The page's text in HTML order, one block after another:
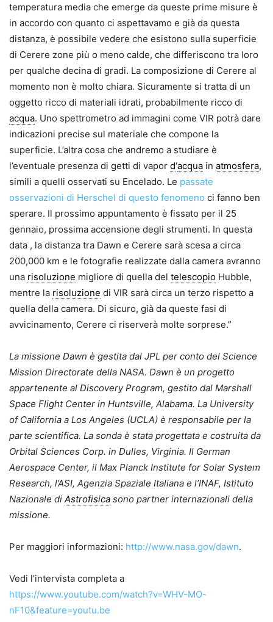
temperatura media che emerge da queste prime misure è
in accordo con quanto ci aspettavamo e già da questa
distanza, è possibile vedere che esistono sulla superficie
di Cerere zone più o meno calde, che differiscono tra loro
per qualche decina di gradi. La composizione di Cerere al
momento non è molto chiara. Sicuramente si tratta di un
oggetto ricco di materiali idrati, probabilmente ricco di
acqua. Uno spettrometro ad immagini come VIR potrà dare
indicazioni precise sul materiale che compone la
superficie. L’altra cosa che andremo a studiare è
l’eventuale presenza di getti di vapor d‘acqua in atmosfera,
simili a quelli osservati su Encelado. Le passate
osservazioni di Herschel di questo fenomeno ci fanno ben
sperare. Il prossimo appuntamento è fissato per il 25
gennaio, prossima accensione degli strumenti. In questa
data , la distanza tra Dawn e Cerere sarà scesa a circa
200,000 km e le fotografie realizzate dalla camera avranno
una risoluzione migliore di quella del telescopio Hubble,
mentre la risoluzione di VIR sarà circa un terzo rispetto a
quella della camera. Di sicuro, già da queste fasi di
avvicinamento, Cerere ci riserverà molte sorprese.”
La missione Dawn è gestita dal JPL per conto del Science
Mission Directorate della NASA. Dawn è un progetto
appartenente al Discovery Program, gestito dal Marshall
Space Flight Center in Huntsville, Alabama. La University
of California a Los Angeles (UCLA) è responsabile per la
parte scientifica. La sonda è stata progettata e costruita da
Orbital Sciences Corp. in Dulles, Virginia. Il German
Aerospace Center, il Max Planck Institute for Solar System
Research, l’ASI, Agenzia Spaziale Italiana e l’INAF, Istituto
Nazionale di Astrofisica sono partner internazionali della
missione.
Per maggiori informazioni: http://www.nasa.gov/dawn.
Vedi l’intervista completa a
https://www.youtube.com/watch?v=WHV-MO-
nF10&feature=youtu.be